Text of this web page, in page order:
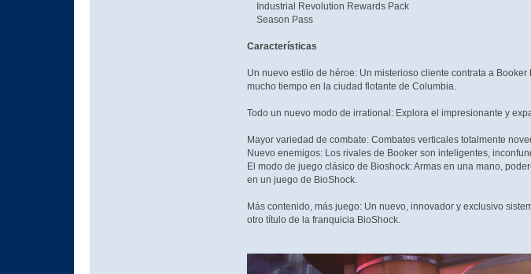
Industrial Revolution Rewards Pack
Season Pass
Características
Un nuevo estilo de héroe: Un misterioso cliente contrata a
mucho tiempo en la ciudad flotante de Columbia.
Todo un nuevo modo de irrational: Explora el impresionante y
Mayor variedad de combate: Combates verticales totalmente
Nuevo enemigos: Los rivales de Booker son inteligentes,
El modo de juego clásico de Bioshock: Armas en una mano,
en un juego de BioShock.
Más contenido, más juego: Un nuevo, innovador y exclusivo
otro título de la franquicia BioShock.